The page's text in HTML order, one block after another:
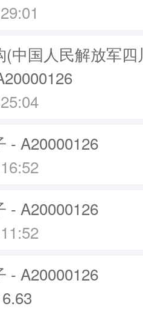
(中国人民解放军
- A20000126
- A20000126
- A20000126